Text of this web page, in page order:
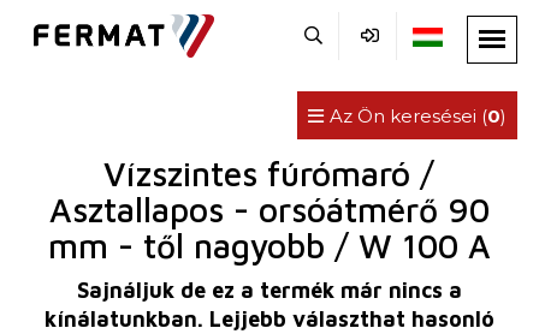
Az Ön keresései (0)
Vízszintes fúrómaró /
Asztallapos - orsóátmérő 90
mm - től nagyobb / W 100 A
Sajnáljuk de ez a termék már nincs a
kínálatunkban. Lejjebb választhat hasonló